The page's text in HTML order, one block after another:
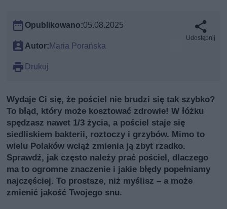
Opublikowano:05.08.2025
Autor:Maria Porańska
Drukuj
Udostępnij
Wydaje Ci się, że pościel nie brudzi się tak szybko?
To błąd, który może kosztować zdrowie! W łóżku
spędzasz nawet 1/3 życia, a pościel staje się
siedliskiem bakterii, roztoczy i grzybów. Mimo to
wielu Polaków wciąż zmienia ją zbyt rzadko.
Sprawdź, jak często należy prać pościel, dlaczego
ma to ogromne znaczenie i jakie błędy popełniamy
najczęściej. To prostsze, niż myślisz – a może
zmienić jakość Twojego snu.